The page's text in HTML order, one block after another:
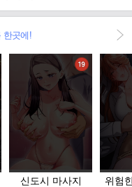
한곳에!
신도시 마사지
위험